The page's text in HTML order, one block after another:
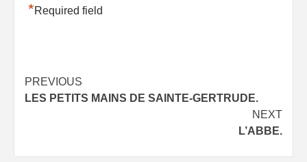
*Required field
Post
navigation
PREVIOUS
LES PETITS MAINS DE SAINTE-GERTRUDE.
NEXT
L’ABBE.